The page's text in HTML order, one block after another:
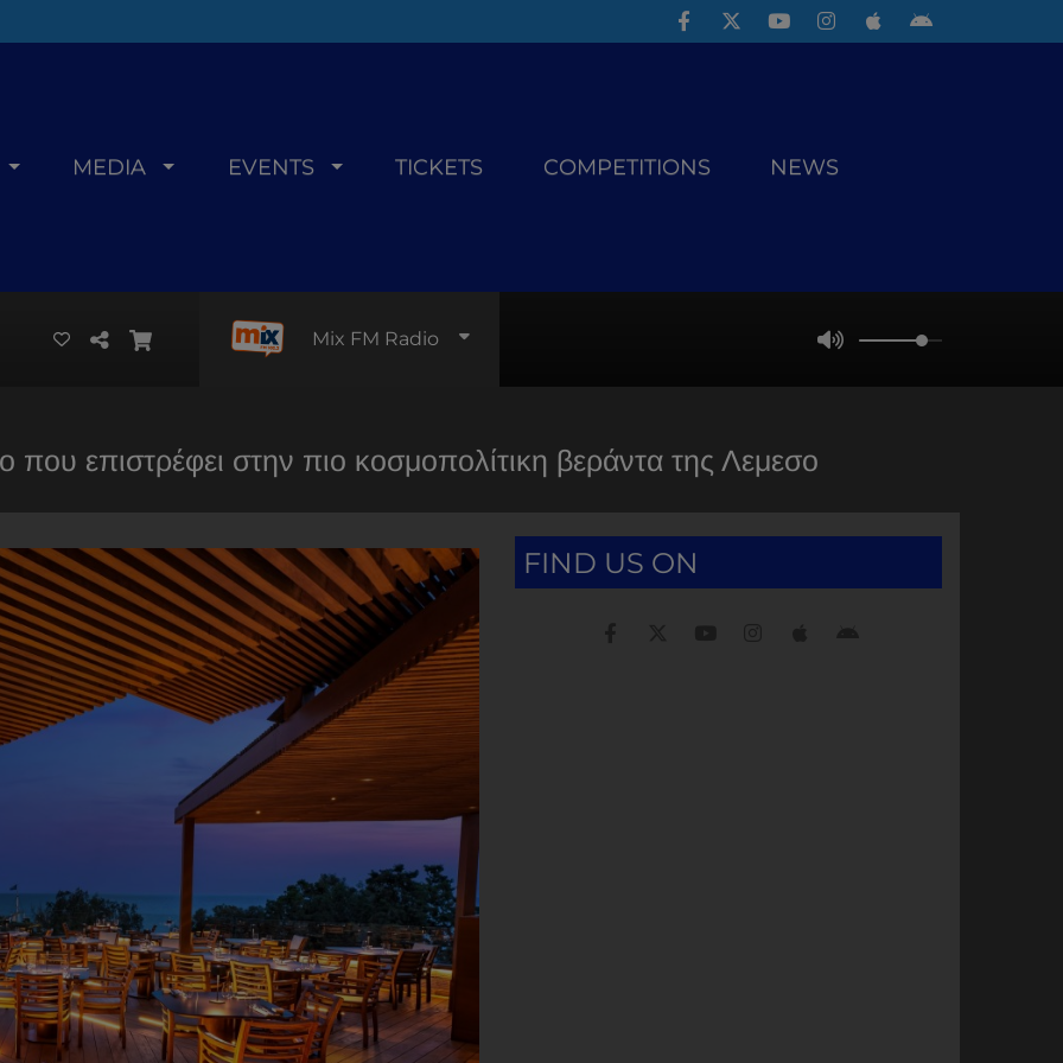
MEDIA EVENTS TICKETS COMPETITIONS NEWS
Mix FM Radio
που επιστρέφει στην πιο κοσμοπολίτικη βεράντα της Λεμεσο
FIND US ON